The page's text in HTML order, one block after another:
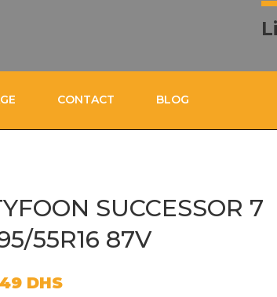
CONTACT BLOG
SUCCESSOR 7
55R16 87V
DHS